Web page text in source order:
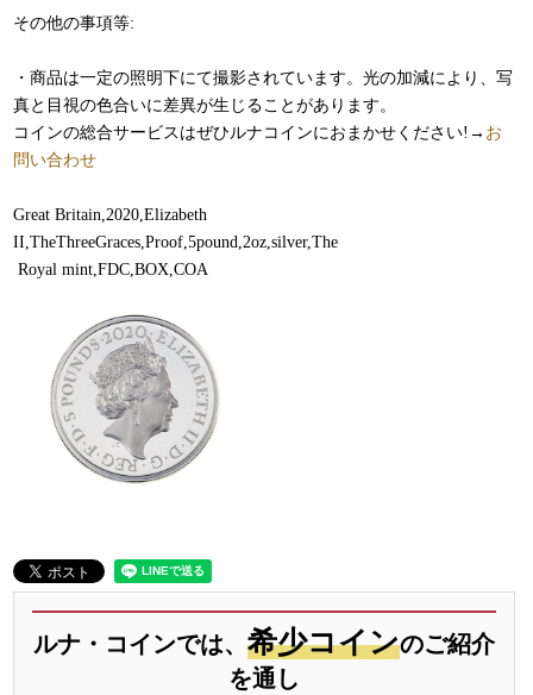
その他の事項等:
・商品は一定の照明下にて撮影されています。光の加減により、写
真と目視の色合いに差異が生じることがあります。
コインの総合サービスはぜひルナコインにおまかせください!→ お
問い合わせ
Great Britain,2020,Elizabeth
II,TheThreeGraces,Proof,5pound,2oz,silver,The
Royal mint,FDC,BOX,COA
ルナ・コインでは、 希少コインのご紹介
を通し